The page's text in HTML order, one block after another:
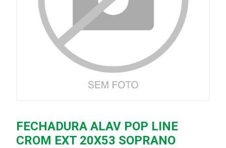
FECHADURA ALAV POP LINE
CROM EXT 20X53 SOPRANO